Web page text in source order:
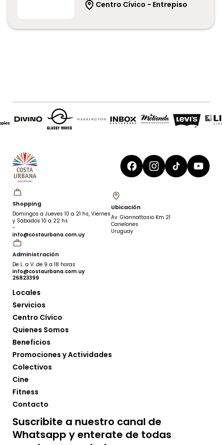
Allie
Indumentaria femenina
www.allie.com.uy
Rubro 2 - Zona Norte
Teléfono
Servicios de análisis clínicos
Centro Cívico - Entrepiso
Shopping
Domingos a Jueves 10 a 21 hs, Viernes
y Sábados 10 a 22 hs
-
info@costaurbana.com.uy
Administración
De L. a V. de 9 a 18 horas
info@costaurbana.com.uy
26823399
Ubicación
Av. Giannattasio Km 21
Canelones
Uruguay
Locales
Servicios
Centro Cívico
Quienes Somos
Beneficios
Promociones y Actividades
Colectivos
Cine
Fitness
Contacto
Suscribite a nuestro canal de
Whatsapp y enterate de todas